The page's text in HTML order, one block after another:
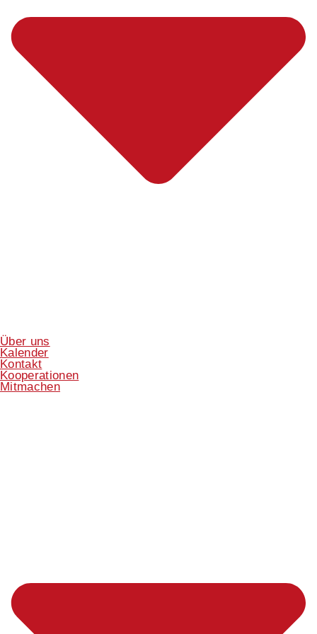
Über uns
Kalender
Kontakt
Kooperationen
Mitmachen